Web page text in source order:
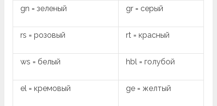
gn = зеленый gr = серый
rs = розовый rt = красный
ws = белый hbl = голубой
el = кремовый ge = желтый